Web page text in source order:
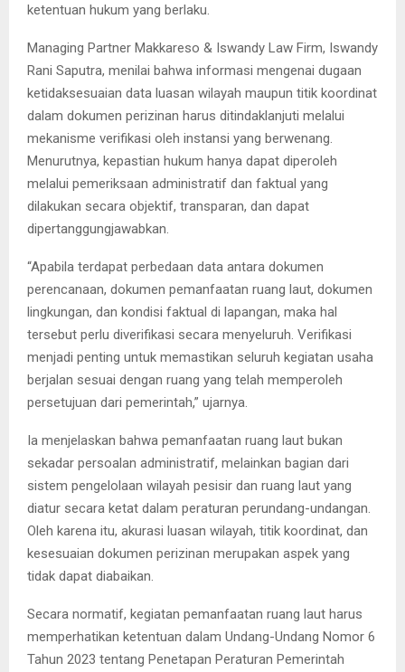
ketentuan hukum yang berlaku.
Managing Partner Makkareso & Iswandy Law Firm, Iswandy
Rani Saputra, menilai bahwa informasi mengenai dugaan
ketidaksesuaian data luasan wilayah maupun titik koordinat
dalam dokumen perizinan harus ditindaklanjuti melalui
mekanisme verifikasi oleh instansi yang berwenang.
Menurutnya, kepastian hukum hanya dapat diperoleh
melalui pemeriksaan administratif dan faktual yang
dilakukan secara objektif, transparan, dan dapat
dipertanggungjawabkan.
“Apabila terdapat perbedaan data antara dokumen
perencanaan, dokumen pemanfaatan ruang laut, dokumen
lingkungan, dan kondisi faktual di lapangan, maka hal
tersebut perlu diverifikasi secara menyeluruh. Verifikasi
menjadi penting untuk memastikan seluruh kegiatan usaha
berjalan sesuai dengan ruang yang telah memperoleh
persetujuan dari pemerintah,” ujarnya.
Ia menjelaskan bahwa pemanfaatan ruang laut bukan
sekadar persoalan administratif, melainkan bagian dari
sistem pengelolaan wilayah pesisir dan ruang laut yang
diatur secara ketat dalam peraturan perundang-undangan.
Oleh karena itu, akurasi luasan wilayah, titik koordinat, dan
kesesuaian dokumen perizinan merupakan aspek yang
tidak dapat diabaikan.
Secara normatif, kegiatan pemanfaatan ruang laut harus
memperhatikan ketentuan dalam Undang-Undang Nomor 6
Tahun 2023 tentang Penetapan Peraturan Pemerintah